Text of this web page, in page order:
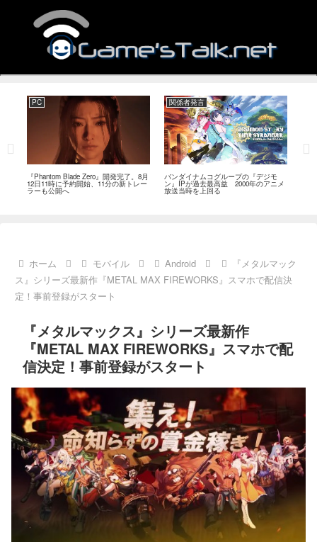
PC
『Phantom Blade Zero』開発完了。8月
12日11時に予約開始、11分の新トレー
ラーも公開へ
関係者発言
バンダイナムコグループの『デジモ
ン』IPが過去最高益 2000年のアニメ
放送当時を上回る
ホーム モバイル Android
『メタルマック
ス』シリーズ最新作『METAL MAX FIREWORKS』スマホで配信決
定！事前登録がスタート
『メタルマックス』シリーズ最新作
『METAL MAX FIREWORKS』スマホで配
信決定！事前登録がスタート